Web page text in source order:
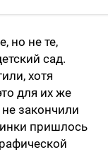
но не те,
сад.
хотя
для их же
закончили
пришлось